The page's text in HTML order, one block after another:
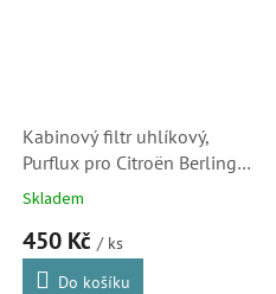
Kabinový filtr uhlíkový,
Purflux pro Citroën Berlingo,
C4 Picasso a DS5
6447XF)
Skladem
450 Kč / ks
Do košíku